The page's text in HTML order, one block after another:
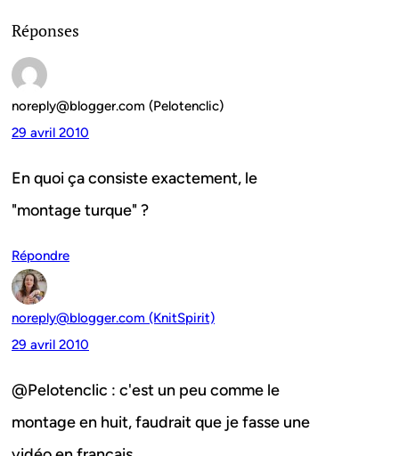
Réponses
noreply@blogger.com (Pelotenclic)
29 avril 2010
En quoi ça consiste exactement, le
"montage turque" ?
Répondre
noreply@blogger.com (KnitSpirit)
29 avril 2010
@Pelotenclic : c'est un peu comme le
montage en huit, faudrait que je fasse une